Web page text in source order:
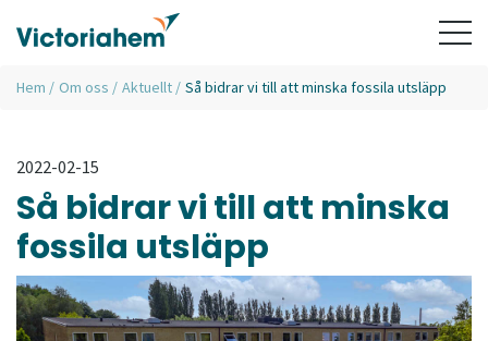
Hem / Om oss / Aktuellt / Så bidrar vi till att minska fossila utsläpp
2022-02-15
Så bidrar vi till att minska
fossila utsläpp